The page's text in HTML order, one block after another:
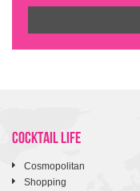
COCKTAIL LIFE
Cosmopolitan
Shopping